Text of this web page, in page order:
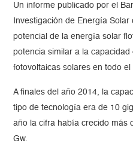
Un informe publicado por el
Investigación de Energía
potencial de la energía solar
potencia similar a la
fotovoltaicas solares en todo
A finales del año 2014, la
tipo de tecnología era de 10
año la cifra había crecido más
Gw.